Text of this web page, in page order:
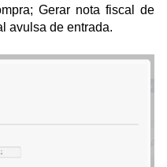
Gerar nota fiscal de
avulsa de entrada.